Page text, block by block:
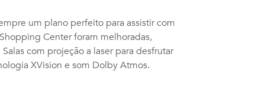
um plano perfeito para assistir com
Center foram melhoradas,
com projeção a laser para desfrutar
XVision e som Dolby Atmos.